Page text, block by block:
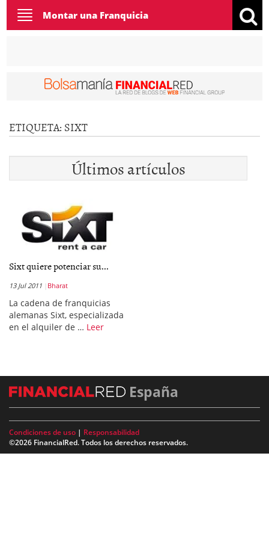
Toggle
navigation
Montar una Franquicia
ETIQUETA: SIXT
Últimos artículos
Sixt quiere potenciar su...
13 Jul 2011 Bharat
La cadena de franquicias
alemanas Sixt, especializada
en el alquiler de … Leer
España
Condiciones de uso | Responsabilidad
©2026 FinancialRed. Todos los derechos reservados.